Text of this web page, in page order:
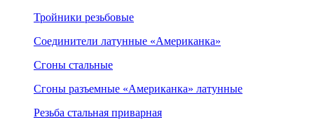
Тройники резьбовые
Соединители латунные «Американка»
Сгоны стальные
Сгоны разъемные «Американка» латунные
Резьба стальная приварная